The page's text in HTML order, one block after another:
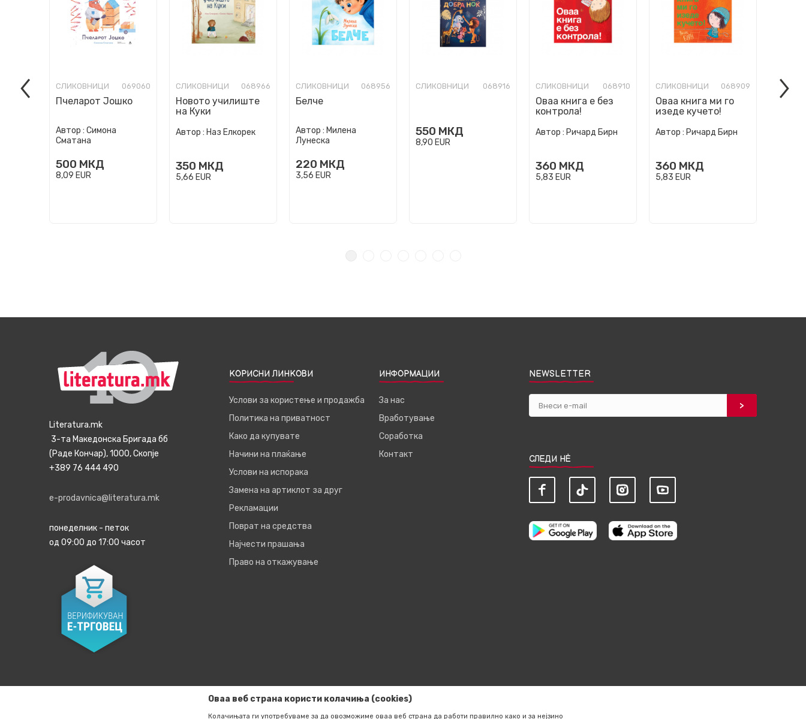
СЛИКОВНИЦИ 069060
Пчеларот Јошко
Автор : Симона
Сматана
500 МКД
8,09 EUR
СЛИКОВНИЦИ 068966
Новото училиште
на Куки
Автор : Наз Елкорек
350 МКД
5,66 EUR
СЛИКОВНИЦИ 068956
Белче
Автор : Милена
Лунеска
220 МКД
3,56 EUR
СЛИКОВНИЦИ 068916
550 МКД
8,90 EUR
СЛИКОВНИЦИ 068910
Оваа книга е без
контрола!
Автор : Ричард Бирн
360 МКД
5,83 EUR
СЛИКОВНИЦИ 068909
Оваа книга ми го
изеде кучето!
Автор : Ричард Бирн
360 МКД
5,83 EUR
Ние
Literatura.mk
3-та Македонска Бригада бб
(Раде Кончар), 1000, Скопје
+389 76 444 490
e-prodavnica@literatura.mk
понеделник - петок
од 09:00 до 17:00 часот
КОРИСНИ ЛИНКОВИ
Услови за користење и продажба
Политика на приватност
Како да купувате
Начини на плаќање
Услови на испорака
Замена на артиклот за друг
Рекламации
Поврат на средства
Најчести прашања
Право на откажување
ИНФОРМАЦИИ
За нас
Вработување
Соработка
Контакт
NEWSLETTER
СЛЕДИ НЀ
Оваа веб страна користи колачиња (cookies)
Колачињата ги употребуваме за да овозможиме оваа веб страна да работи правилно како и за нејзино